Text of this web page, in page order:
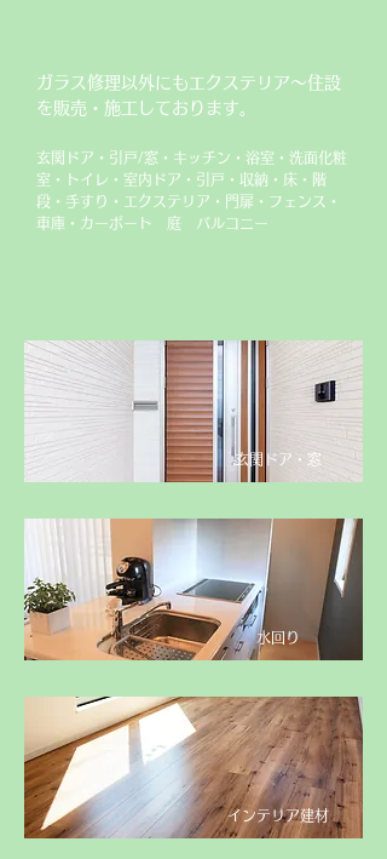
ガラス修理以外にもエクステリア～住設
を販売・施工しております。
玄関ドア・引戸/窓・キッチン・浴室・洗面化粧
室・トイレ・室内ドア・引戸・収納・床・階
段・手すり・エクステリア・門扉・フェンス・
車庫・カーポート 庭 バルコニー
​玄関ドア・窓
​水回り
​インテリア建材